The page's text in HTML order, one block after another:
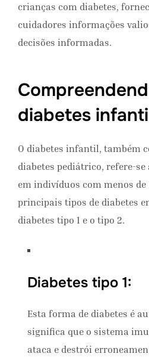
crianças com diabetes,
cuidadores informações
decisões informadas.
diabetes
O diabetes infantil, também
diabetes pediátrico, refere-se
em indivíduos com menos de
principais tipos de diabetes
diabetes tipo 1 e o tipo 2.
Diabetes tipo 1:
Esta forma de diabetes é
significa que o sistema
ataca e destrói